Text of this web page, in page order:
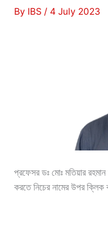
By IBS / 4 July 2023
প্রফেসর ডঃ মোঃ মতিয়ার
করতে নিচের নামের উপর